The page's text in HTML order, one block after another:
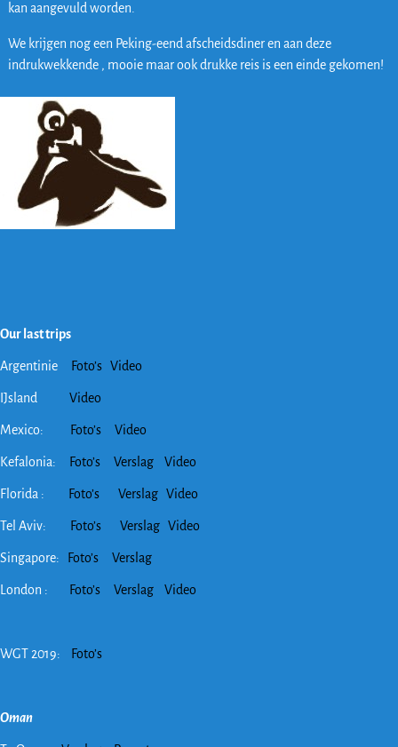
kan aangevuld worden.
We krijgen nog een Peking-eend afscheidsdiner en aan deze
indrukwekkende , mooie maar ook drukke reis is een einde gekomen!
Our last trips
Argentinie Foto’s Video
IJsland Video
Mexico: Foto’s Video
Kefalonia: Foto’s Verslag Video
Florida : Foto’s Verslag Video
Tel Aviv: Foto’s Verslag Video
Singapore: Foto’s Verslag
London : Foto’s Verslag Video
WGT 2019: Foto’s
Oman